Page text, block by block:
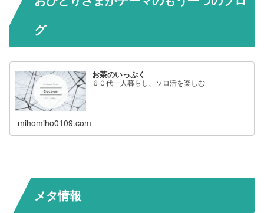
グ
お茶のいっぷく
６０代一人暮らし、ソロ活を楽しむ
mihomiho0109.com
メタ情報